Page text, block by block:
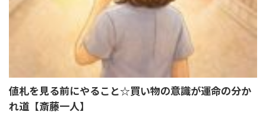
値札を見る前にやること☆買い物の意識が運命の分か
れ道【斎藤一人】